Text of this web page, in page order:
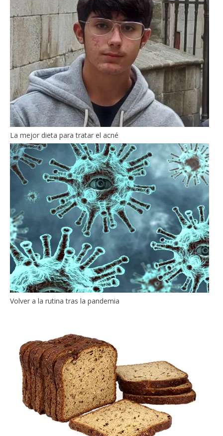
La mejor dieta para tratar el acné
Volver a la rutina tras la pandemia